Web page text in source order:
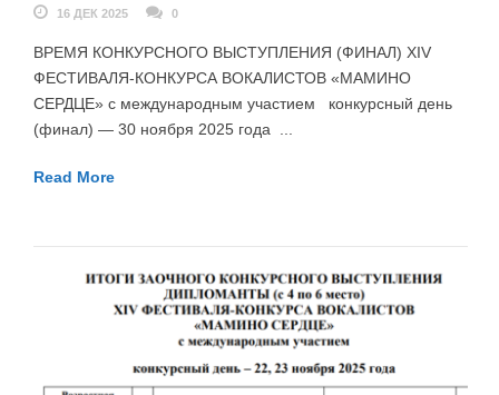
16 ДЕК 2025 0
ВРЕМЯ КОНКУРСНОГО ВЫСТУПЛЕНИЯ (ФИНАЛ) XIV
ФЕСТИВАЛЯ-КОНКУРСА ВОКАЛИСТОВ «МАМИНО
СЕРДЦЕ» с международным участием конкурсный день
(финал) — 30 ноября 2025 года ...
Read More